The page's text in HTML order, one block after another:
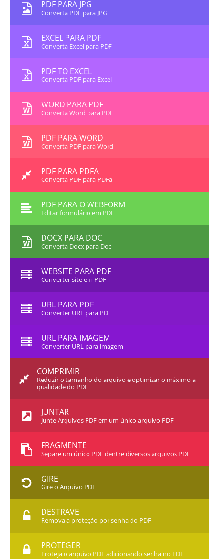
PDF PARA JPG
Converta PDF para JPG
EXCEL PARA PDF
Converta Excel para PDF
PDF TO EXCEL
Converta PDF para Excel
WORD PARA PDF
Converta Word para PDF
PDF PARA WORD
Converta PDF para Word
PDF PARA PDFA
Converta PDF para PDFa
PDF PARA O WEBFORM
Editar formulário em PDF
DOCX PARA DOC
Converta Docx para Doc
WEBSITE PARA PDF
Converter site em PDF
URL PARA PDF
Converter URL para PDF
URL PARA IMAGEM
Converter URL para imagem
COMPRIMIR
Reduzir o tamanho do arquivo e optimizar o máximo a
qualidade do PDF
JUNTAR
Junte Arquivos PDF em um único arquivo PDF
FRAGMENTE
Separe um único PDF dentre diversos arquivos PDF
GIRE
Gire o Arquivo PDF
DESTRAVE
Remova a proteção por senha do PDF
PROTEGER
Proteja o arquivo PDF adicionando senha no PDF